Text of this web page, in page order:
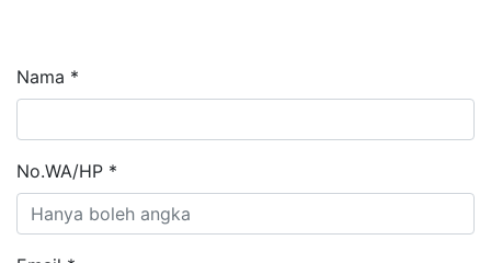
Nama *
No.WA/HP *